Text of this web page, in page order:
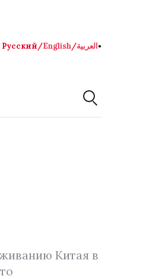
Русский/English/العربية●
Китая в